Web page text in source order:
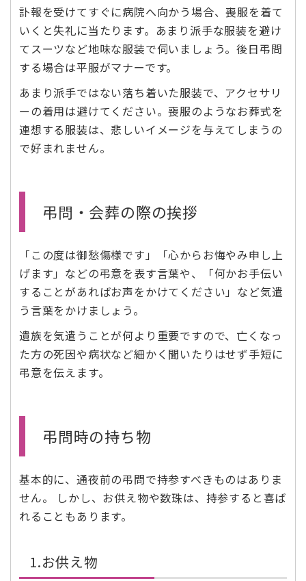
訃報を受けてすぐに病院へ向かう場合、喪服を着て
いくと失礼に当たります。あまり派手な服装を避け
てスーツなど地味な服装で伺いましょう。後日弔問
する場合は平服がマナーです。
あまり派手ではない落ち着いた服装で、アクセサリ
ーの着用は避けてください。喪服のようなお葬式を
連想する服装は、悲しいイメージを与えてしまうの
で好まれません。
弔問・会葬の際の挨拶
「この度は御愁傷様です」「心からお悔やみ申し上
げます」などの弔意を表す言葉や、「何かお手伝い
することがあればお声をかけてください」など気遣
う言葉をかけましょう。
遺族を気遣うことが何より重要ですので、亡くなっ
た方の死因や病状など細かく聞いたりはせず手短に
弔意を伝えます。
弔問時の持ち物
基本的に、通夜前の弔問で持参すべきものはありま
せん。 しかし、お供え物や数珠は、持参すると喜ば
れることもあります。
1.お供え物